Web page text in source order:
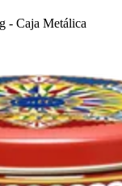
- Caja Metálica